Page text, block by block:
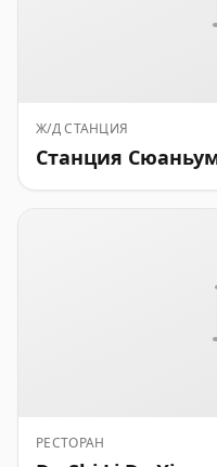
Ж/Д СТАНЦИЯ
Станция
РЕСТОРАН